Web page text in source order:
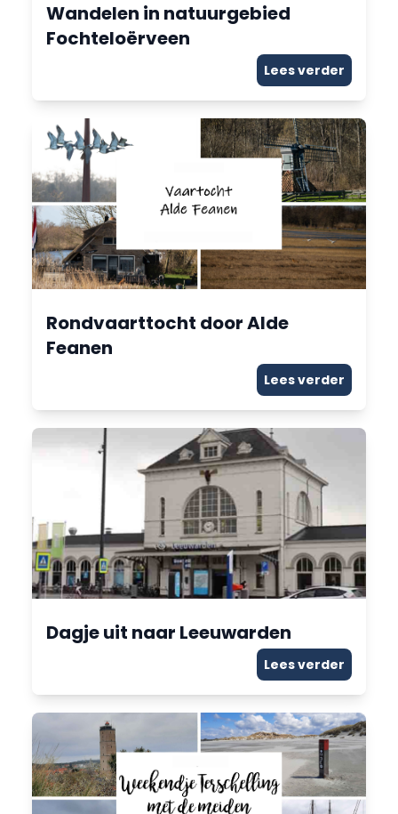
Wandelen in natuurgebied
Fochteloërveen
Lees verder
Rondvaarttocht door Alde
Feanen
Lees verder
Dagje uit naar Leeuwarden
Lees verder